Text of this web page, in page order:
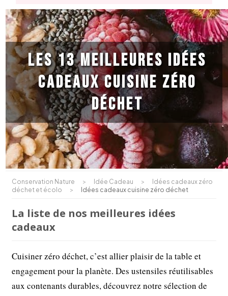
Les 13 meilleures idées
cadeaux cuisine zéro
déchet
Conservation Nature > Idée Cadeau >
Idées cadeaux zéro
déchet et écolo
> Idées cadeaux cuisine zéro déchet
La liste de nos meilleures idées
cadeaux
Cuisiner zéro déchet, c’est allier plaisir de la table et
engagement pour la planète. Des ustensiles réutilisables
aux contenants durables, découvrez notre sélection de